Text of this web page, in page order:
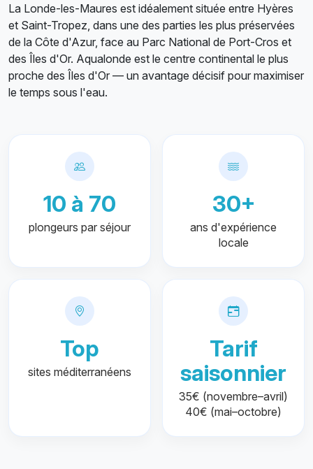
La Londe-les-Maures est idéalement située entre Hyères
et Saint-Tropez, dans une des parties les plus préservées
de la Côte d'Azur, face au Parc National de Port-Cros et
des Îles d'Or. Aqualonde est le centre continental le plus
proche des Îles d'Or — un avantage décisif pour maximiser
le temps sous l'eau.
10 à 70
plongeurs par séjour
30+
ans d'expérience
locale
Top
sites méditerranéens
Tarif
saisonnier
35€ (novembre–avril)
40€ (mai–octobre)